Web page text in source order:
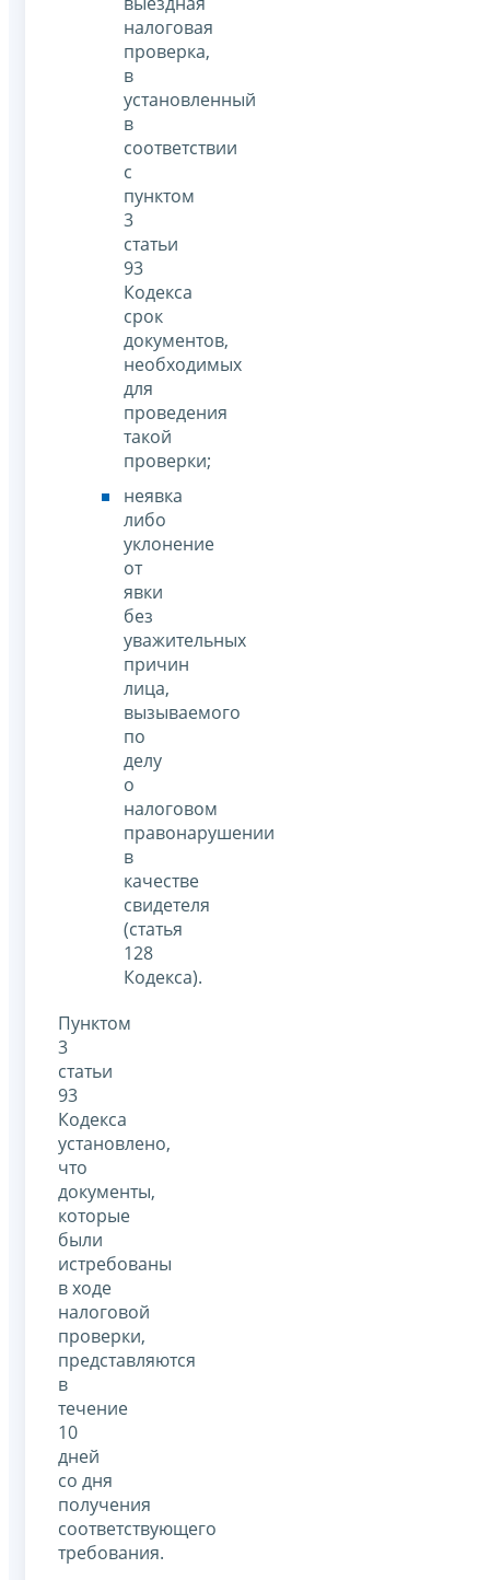
налоговая
проверка,
в
установленный
в
соответствии
с
пунктом
3
статьи
93
Кодекса
срок
документов,
необходимых
для
проведения
такой
проверки;
неявка
либо
уклонение
от
явки
без
уважительных
причин
лица,
вызываемого
по
делу
о
налоговом
правонарушении
в
качестве
свидетеля
(статья
128
Кодекса).
Пунктом
3
статьи
93
Кодекса
установлено,
что
документы,
которые
были
истребованы
в ходе
налоговой
проверки,
представляются
в
течение
10
дней
со дня
получения
соответствующего
требования.